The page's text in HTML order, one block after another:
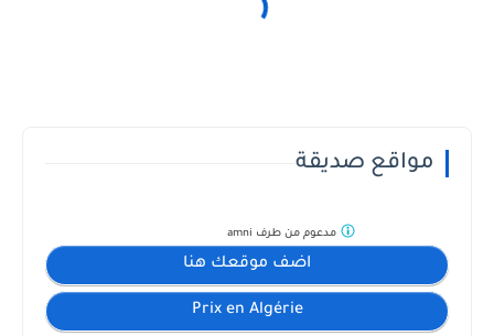
مواقع صديقة
اضف موقعك هنا
Prix en Algérie
مدعوم من طرف amni